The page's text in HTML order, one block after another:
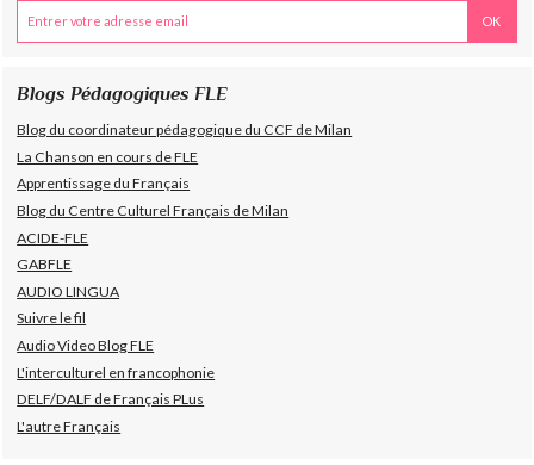
Blogs Pédagogiques FLE
Blog du coordinateur pédagogique du CCF de Milan
La Chanson en cours de FLE
Apprentissage du Français
Blog du Centre Culturel Français de Milan
ACIDE-FLE
GABFLE
AUDIO LINGUA
Suivre le fil
Audio Video Blog FLE
L'interculturel en francophonie
DELF/DALF de Français PLus
L'autre Français